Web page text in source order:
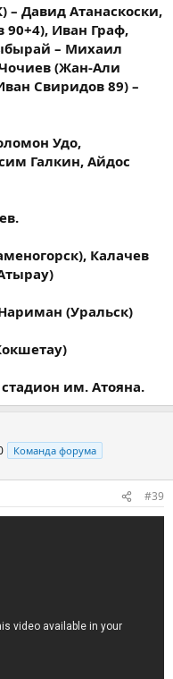
Давид Атанаскоски,
90+4), Иван Граф​,
– Михаил
(Жан-Али
Свиридов 89) –
Удо,
Галкин, Айдос
Калачев
(Уральск)
им. Атояна.
Команда форума
#39